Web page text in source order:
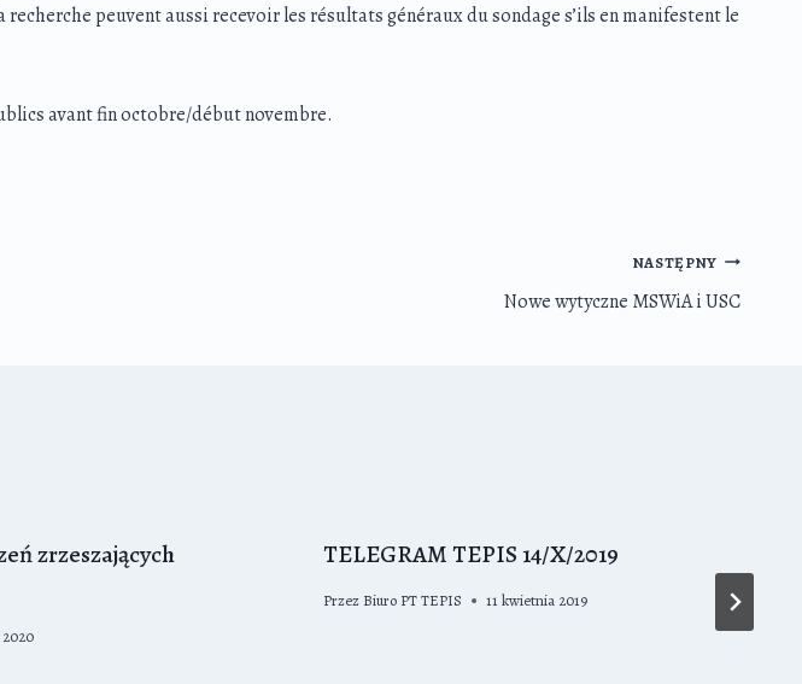
peuvent aussi recevoir les résultats généraux du sondage s’ils en manifestent le
avant fin octobre/début novembre.
NASTĘPNY
Nowe wytyczne MSWiA i USC
zrzeszających
TELEGRAM TEPIS 14/X/2019
Przez Biuro PT TEPIS 11 kwietnia 2019